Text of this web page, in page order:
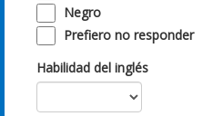
Negro
Prefiero no responder
Habilidad del inglés